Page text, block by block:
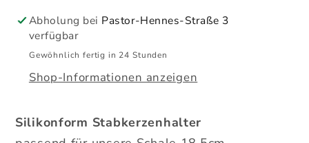
Abholung bei Pastor-Hennes-Straße 3
verfügbar
Gewöhnlich fertig in 24 Stunden
Shop-Informationen anzeigen
Silikonform Stabkerzenhalter